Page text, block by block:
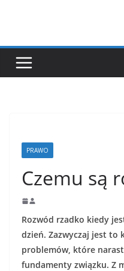
PRAWO
Czemu są
Rozwód rzadko kiedy
dzień. Zazwyczaj jest to
problemów, które
fundamenty związku. Z